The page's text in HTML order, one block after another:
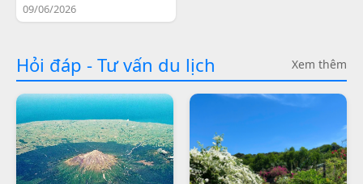
09/06/2026
Hỏi đáp - Tư vấn du lịch Xem thêm